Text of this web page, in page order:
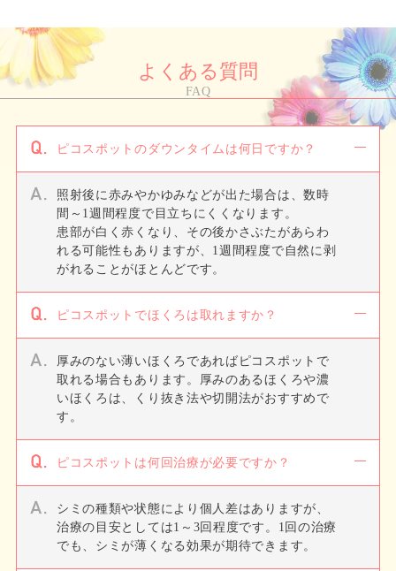
よくある質問
FAQ
ピコスポットのダウンタイムは何日ですか？
照射後に赤みやかゆみなどが出た場合は、数時
間～1週間程度で目立ちにくくなります。
患部が白く赤くなり、その後かさぶたがあらわ
れる可能性もありますが、1週間程度で自然に剥
がれることがほとんどです。
ピコスポットでほくろは取れますか？
厚みのない薄いほくろであればピコスポットで
取れる場合もあります。厚みのあるほくろや濃
いほくろは、くり抜き法や切開法がおすすめで
す。
ピコスポットは何回治療が必要ですか？
シミの種類や状態により個人差はありますが、
治療の目安としては1～3回程度です。1回の治療
でも、シミが薄くなる効果が期待できます。